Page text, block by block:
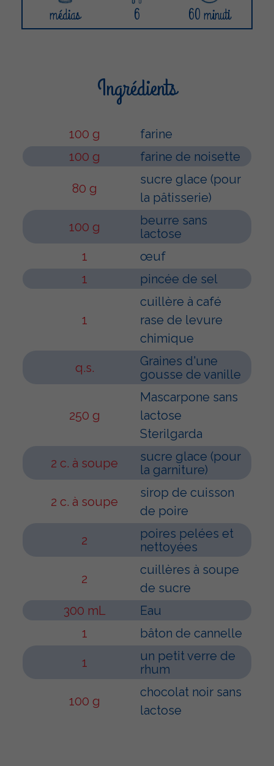
médias 6 60 minuti
Ingrédients
100 g
farine
100 g
farine de noisette
80 g
sucre glace (pour
la pâtisserie)
100 g
beurre sans
lactose
1
œuf
1
pincée de sel
1
cuillère à café
rase de levure
chimique
q.s.
Graines d'une
gousse de vanille
250 g
Mascarpone sans
lactose
Sterilgarda
2 c. à soupe
sucre glace (pour
la garniture)
2 c. à soupe
sirop de cuisson
de poire
2
poires pelées et
nettoyées
2
cuillères à soupe
de sucre
300 mL
Eau
1
bâton de cannelle
1
un petit verre de
rhum
100 g
chocolat noir sans
lactose